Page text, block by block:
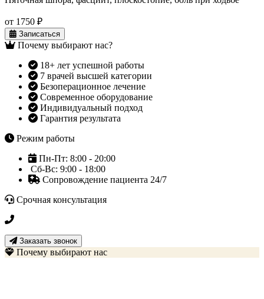
от 1750 ₽
Записаться
Почему выбирают нас?
18+ лет успешной работы
7 врачей высшей категории
Безоперационное лечение
Современное оборудование
Индивидуальный подход
Гарантия результата
Режим работы
Пн-Пт: 8:00 - 20:00
Сб-Вс: 9:00 - 18:00
Сопровождение пациента 24/7
Срочная консультация
Заказать звонок
Почему выбирают нас